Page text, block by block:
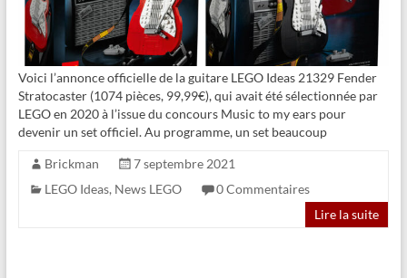
Voici l’annonce officielle de la guitare LEGO Ideas 21329 Fender
Stratocaster (1074 pièces, 99,99€), qui avait été sélectionnée par
LEGO en 2020 à l’issue du concours Music to my ears pour
devenir un set officiel. Au programme, un set beaucoup
Brickman
7 septembre 2021
LEGO Ideas, News LEGO
0 Commentaires
Lire la suite